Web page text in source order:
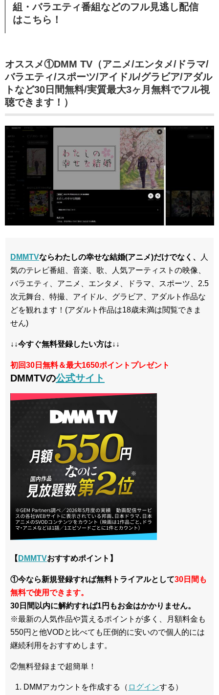
組・バラエティ番組などのフル見逃し配信
はこちら！
オススメ①DMM TV（アニメ/エンタメ/ドラマ/
バラエティ/スポーツ/アイドル/グラビア/アダル
トなど30日間無料/実質最大3ヶ月無料でフル視
聴できます！）
DMMTVならわたしの幸せな結婚(アニメ)だけでなく、
人
気のテレビ番組、音楽、歌、人気アーティストの映像、
バラエティ、アニメ、エンタメ、ドラマ、スポーツ、2.5
次元舞台、特撮、アイドル、グラビア、アダルト作品な
どを観れます！(アダルト作品は18歳未満は閲覧できま
せん)
↓↓今すぐ無料登録したい方は↓↓
初回30日無料＆最大1650ポイントプレゼント
DMMTVの公式サイト
【 DMMTVおすすめポイント】
①今なら新規登録すれば無料トライアルとして30日間も
無料で使用できます。
30日間以内に解約すれば1円もお金はかかりません。
※最新の人気作品や貰えるポイントが多く、月額料金も
550円と他VODと比べても圧倒的に安いので個人的には
継続利用をおすすめします。
②無料登録まで超簡単！
DMMアカウントを作成する（ ログインする）